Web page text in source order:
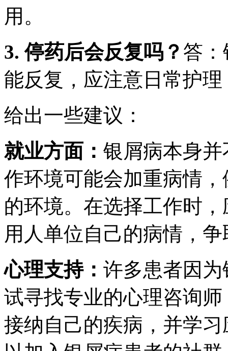
用。
3. 停药后会反复吗？ 答
能反复，应注意日常护
给出一些建议：
就业方面： 银屑病本身
作环境可能会加重病情
的环境。在选择工作时
用人单位自己的病情，
心理支持： 许多患者因
试寻找专业的心理咨询
接纳自己的疾病，并学